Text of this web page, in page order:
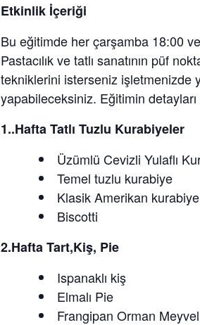
Etkinlik İçeriği
Bu eğitimde her çarşamba 18:00
Pastacılık ve tatlı sanatının püf
tekniklerini isterseniz işletmenizde
yapabileceksiniz. Eğitimin detayları
1..Hafta Tatlı Tuzlu Kurabiyeler
Üzümlü Cevizli Yulaflı
Temel tuzlu kurabiye
Klasik Amerikan kurabiye
Biscotti
2.Hafta Tart,Kiş, Pie
Ispanaklı kiş
Elmalı Pie
Frangipan Orman